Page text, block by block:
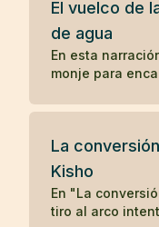
deseo. Solo
y se concentra
reaparece,
de los deseos y
para alcanzar la
El vuelco de
de agua
En esta
monje para
una jarra de
cocinero, actúa
una
naturaleza de la
designación
monasterio. La
La
Kisho
En "La
tiro al arco